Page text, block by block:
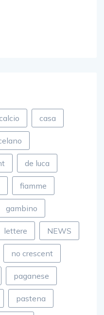
casa
de luca
fiamme
gambino
lettere NEWS
no crescent
paganese
pastena